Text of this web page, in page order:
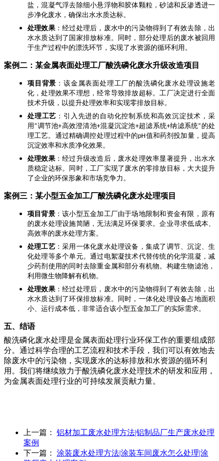
盐，混凝气浮去除细小悬浮物和胶体颗粒，砂滤和反渗透进一
步净化废水，确保出水水质达标。
处理效果：经过处理后，废水中的污染物得到了有效去除，出
水水质达到了国家排放标准。同时，部分处理后的废水被回用
于生产过程中的漂洗环节，实现了水资源的循环利用。
案例二：某金属表面处理工厂酸洗磷化废水升级改造项目
项目背景 ：该金属表面处理工厂的酸洗磷化废水处理设施老
化，处理效果不理想，经常导致排放超标。工厂决定进行全面
技术升级，以提升处理效率和实现零排放目标。
处理工艺 ：引入先进的自动化控制系统和高效沉淀技术，采
用 “调节池+高效澄清池+混凝沉淀池+超滤系统+纳滤系统” 的处
理工艺。通过精确调控处理过程中的pH 值和药剂投加量，提高
沉淀效率和水质净化效果。
处理效果：经过升级改造后，废水处理效率显著提升，出水水
质稳定达标。同时，工厂实现了废水的零排放目标，大大提升
了企业的环保形象和市场竞争力。
案例三：某小型五金加工厂酸洗磷化废水处理项目
项目背景：该小型五金加工厂由于场地限制和资金有限，原有
的废水处理设施简陋，无法满足环保要求。企业寻求低成本、
高效率的废水处理方案。
处理工艺：采用一体化废水处理设备，集成了调节、沉淀、生
化处理等多个单元。通过电絮凝技术代替传统的化学混凝，减
少药剂使用的同时去除重金属和部分有机物。构建生物滤池，
利用微生物降解有机物。
处理效果：经过处理后，废水中的污染物得到了有效去除，出
水水质达到了环保排放标准。同时，一体化处理设备占地面积
小、运行成本低，非常适合该小型五金加工厂的实际需求。
五、结语
酸洗磷化废水处理是金属表面处理行业环保工作的重要组成部
分。通过科学合理的工艺流程和技术手段，我们可以有效地去
除废水中的污染物，实现废水的达标排放和水资源的循环利
用。我们将继续致力于酸洗磷化废水处理技术的研发和应用，
为金属表面处理行业的可持续发展贡献力量。
上一篇： 铝材加工废水处理方法|铝制品厂生产废水处理
案例
下一篇： 涂装废水处理方法|涂装车间废水怎么处理|涂